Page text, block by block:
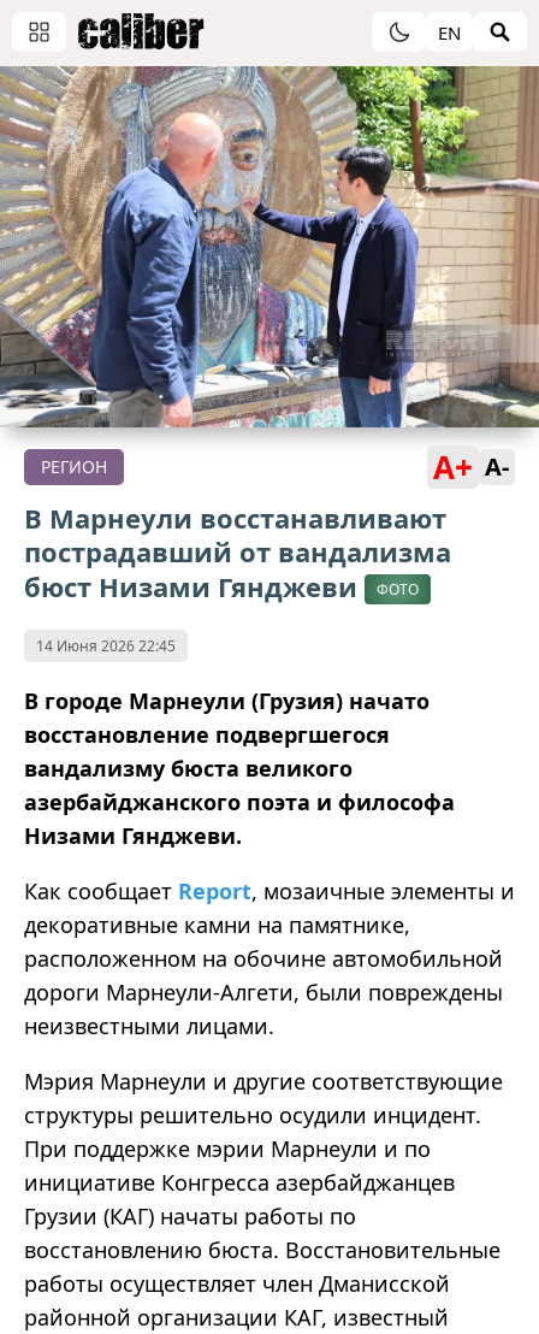
EN
РЕГИОН A+ A-
В Марнеули восстанавливают
пострадавший от вандализма
бюст Низами Гянджеви
ФОТО
14 Июня 2026 22:45
В городе Марнеули (Грузия) начато
восстановление подвергшегося
вандализму бюста великого
азербайджанского поэта и философа
Низами Гянджеви.
Как сообщает Report, мозаичные элементы и
декоративные камни на памятнике,
расположенном на обочине автомобильной
дороги Марнеули-Алгети, были повреждены
неизвестными лицами.
Мэрия Марнеули и другие соответствующие
структуры решительно осудили инцидент.
При поддержке мэрии Марнеули и по
инициативе Конгресса азербайджанцев
Грузии (КАГ) начаты работы по
восстановлению бюста. Восстановительные
работы осуществляет член Дманисской
районной организации КАГ, известный